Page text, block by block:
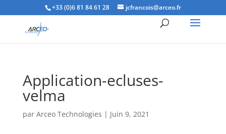
+33 (0)6 81 84 61 28 jcfrancois@arceo.fr
Application-ecluses-
velma
par Arceo Technologies | Juin 9, 2021